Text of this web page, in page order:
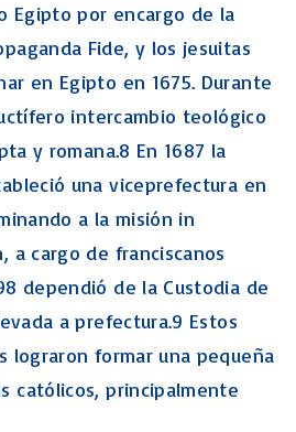
Egipto por encargo de la
Fide, y los jesuitas
en Egipto en 1675. Durante
intercambio teológico
y romana.8 En 1687 la
una viceprefectura en
a la misión in
a cargo de franciscanos
dependió de la Custodia de
a prefectura.9 Estos
lograron formar una pequeña
católicos, principalmente